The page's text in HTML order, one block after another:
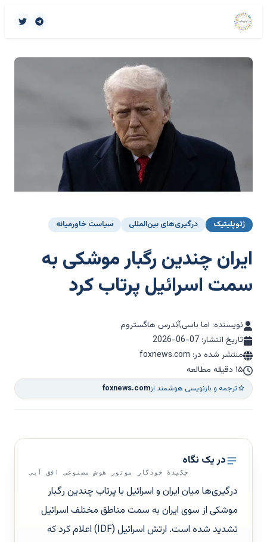
ژئوپلیتیک درگیری‌های بین‌المللی سیاست خاورمیانه
ایران چندین رگبار موشکی به
سمت اسرائیل پرتاب کرد
نویسنده: اما باسی,آندرس هاگستروم
تاریخ انتشار: 2026-06-07
منتشر شده در: foxnews.com
۱۵ دقیقه مطالعه
ترجمه و بازنویسی هوشمند ازfoxnews.com
در یک نگاه
چکیدهٔ خودکار موتور هوش مصنوعی افق آبی
درگیری‌ها میان ایران و اسرائیل با پرتاب چندین رگبار
موشکی از سوی ایران به سمت مناطق مختلف اسرائیل
تشدید شده است. ارتش اسرائیل (IDF) اعلام کرد که